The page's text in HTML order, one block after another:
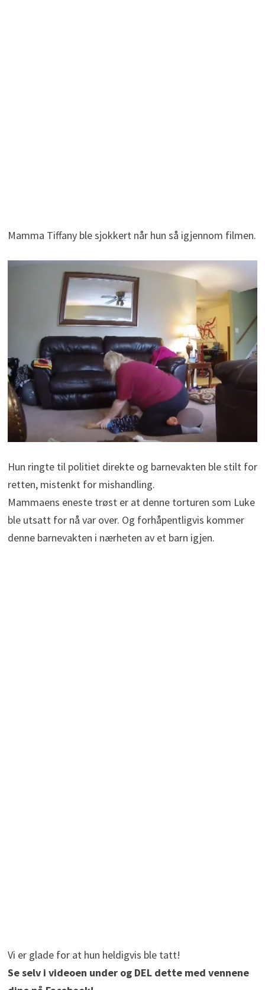
Mamma Tiffany ble sjokkert når hun så igjennom filmen.
Hun ringte til politiet direkte og barnevakten ble stilt for
retten, mistenkt for mishandling.
Mammaens eneste trøst er at denne torturen som Luke
ble utsatt for nå var over. Og forhåpentligvis kommer
denne barnevakten i nærheten av et barn igjen.
Vi er glade for at hun heldigvis ble tatt!
Se selv i videoen under og DEL dette med vennene